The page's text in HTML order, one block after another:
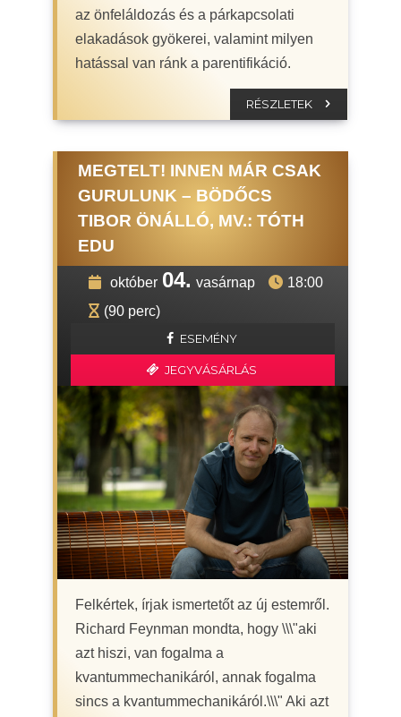
az önfeláldozás és a párkapcsolati
elakadások gyökerei, valamint milyen
hatással van ránk a parentifikáció.
RÉSZLETEK
MEGTELT! INNEN MÁR CSAK
GURULUNK – BÖDŐCS
TIBOR ÖNÁLLÓ, MV.: TÓTH
EDU
október 04. vasárnap
18:00
(90 perc)
ESEMÉNY
JEGYVÁSÁRLÁS
Felkértek, írjak ismertetőt az új estemről.
Richard Feynman mondta, hogy \\\"aki
azt hiszi, van fogalma a
kvantummechanikáról, annak fogalma
sincs a kvantummechanikáról.\\\" Aki azt